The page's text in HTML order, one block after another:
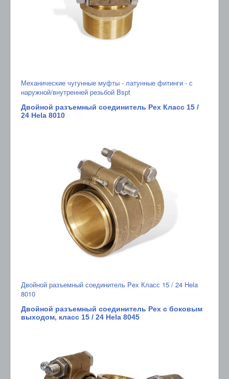
Механические чугунные муфты - латунные фитинги - с
наружной/внутренней резьбой Bspt
Двойной разъемный соединитель Pex Класс 15 /
24 Hela 8010
Двойной разъемный соединитель Pex Класс 15 / 24 Hela
8010
Двойной разъемный соединитель Pex с боковым
выходом, класс 15 / 24 Hela 8045